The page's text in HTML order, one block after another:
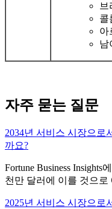
브
콜
아
남
자주 묻는 질문
2034년 서비스 시장으로
까요?
Fortune Business
천만 달러에 이를 것으로
2025년 서비스 시장으로